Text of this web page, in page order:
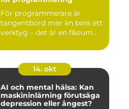
För programmerare är
tangentbord mer än bara ett
verktyg – det är en f&oum...
14. okt
AI och mental hälsa: Kan
maskininlärning förutsäga
depression eller ångest?